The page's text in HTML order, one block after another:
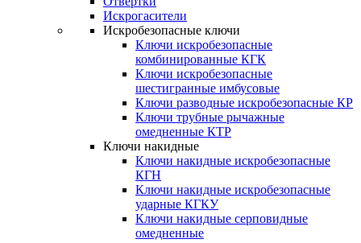
Искрогасители
Искробезопасные ключи
Ключи искробезопасные
комбинированные КГК
Ключи искробезопасные
шестигранные имбусовые
Ключи разводные искробезопасные КР
Ключи трубные рычажные
омедненные КТР
Ключи накидные
Ключи накидные искробезопасные
КГН
Ключи накидные искробезопасные
ударные КГКУ
Ключи накидные серповидные
омедненные